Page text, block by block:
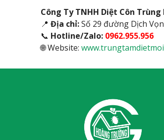
Công Ty TNHH Diệt Côn
📍 Địa chỉ:Số 29 đường Dịch
📞 Hotline/Zalo: 0962.955.956
🌐 Website: